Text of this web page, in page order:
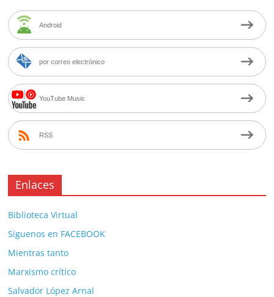
Android
por correo electrónico
YouTube Music
RSS
Enlaces
Biblioteca Virtual
Síguenos en FACEBOOK
Mientras tanto
Marxismo crítico
Salvador López Arnal